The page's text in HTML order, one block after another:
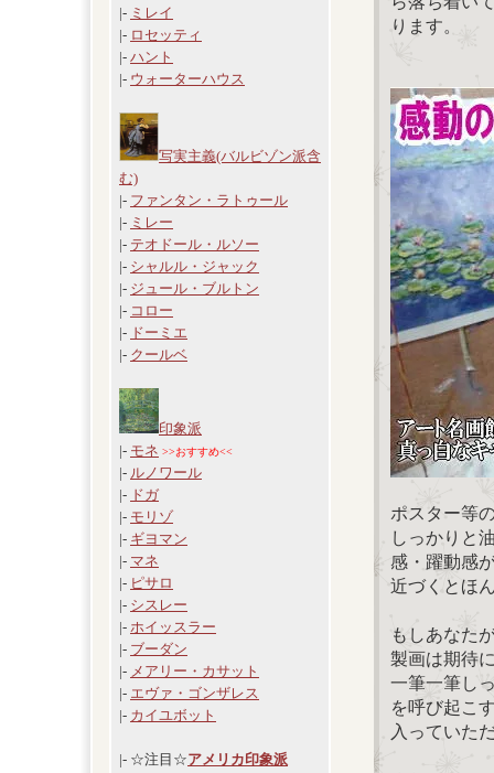
|- ミレイ
|- ロセッティ
|- ハント
|- ウォーターハウス
写実主義(バルビゾン派含
む)
|- ファンタン・ラトゥール
|- ミレー
|- テオドール・ルソー
|- シャルル・ジャック
|- ジュール・ブルトン
|- コロー
|- ドーミエ
|- クールベ
印象派
|- モネ >>おすすめ<<
|- ルノワール
|- ドガ
|- モリゾ
|- ギヨマン
|- マネ
|- ピサロ
|- シスレー
|- ホイッスラー
|- ブーダン
|- メアリー・カサット
|- エヴァ・ゴンザレス
|- カイユボット
|- ☆注目☆アメリカ印象派
ります。
ポスター等
しっかりと
感・躍動感
近づくとほ
もしあなた
製画は期待
一筆一筆し
を呼び起こ
入っていた